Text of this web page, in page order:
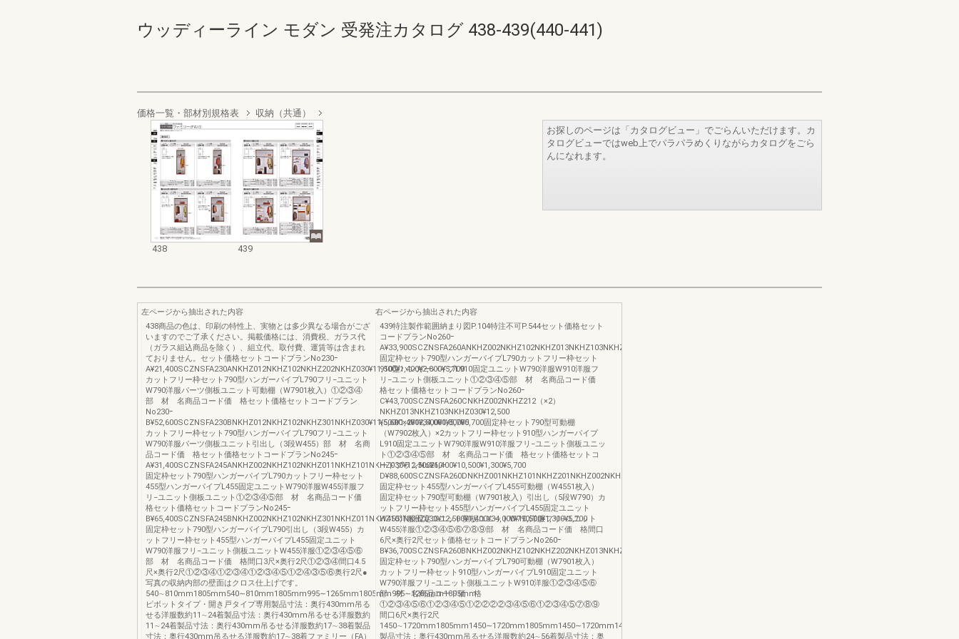
ウッディーライン モダン 受発注カタログ 438-439(440-441)
価格一覧・部材別規格表 収納（共通）
438 439
お探しのページは「カタログビュー」でごらんいただけます。カ
タログビューではweb上でパラパラめくりながらカタログをごら
んになれます。
左ページから抽出された内容
438商品の色は、印刷の特性上、実物とは多少異なる場合がござ
いますのでご了承ください。掲載価格には、消費税、ガラス代
（ガラス組込商品を除く）、組立代、取付費、運賃等は含まれ
ておりません。セット価格セットコードプランNo230ｰ
A¥21,400SCZNSFA230ANKHZ012NKHZ102NKHZ202NKHZ030¥11,500¥1,400¥2,800¥5,700
カットフリー枠セット790型ハンガーパイプL790フリ−ユニット
W790洋服パーツ側板ユニット可動棚（W7901枚入）①②③④
部 材 名商品コード価 格セット価格セットコードプラン
No230ｰ
B¥52,600SCZNSFA230BNKHZ012NKHZ102NKHZ301NKHZ030¥11,500¥1,400¥34,000¥5,700
カットフリー枠セット790型ハンガーパイプL790フリ−ユニット
W790洋服パーツ側板ユニット引出し（3段W455）部 材 名商
品コード価 格セット価格セットコードプランNo245ｰ
A¥31,400SCZNSFA245ANKHZ002NKHZ102NKHZ011NKHZ101NKHZ030¥12,500¥1,400¥10,500¥1,300¥5,700
固定枠セット790型ハンガーパイプL790カットフリー枠セット
455型ハンガーパイプL455固定ユニットW790洋服W455洋服フ
リ−ユニット側板ユニット①②③④⑤部 材 名商品コード価
格セット価格セットコードプランNo245ｰ
B¥65,400SCZNSFA245BNKHZ002NKHZ102NKHZ301NKHZ011NKHZ101NKHZ030¥12,500¥1,400¥34,000¥10,500¥1,300¥5,700
固定枠セット790型ハンガーパイプL790引出し（3段W455）カ
ットフリー枠セット455型ハンガーパイプL455固定ユニット
W790洋服フリ−ユニット側板ユニットW455洋服①②③④⑤⑥
部 材 名商品コード価 格間口3尺×奥行2尺①②③④間口4.5
尺×奥行2尺①②③④①②③④①②③④⑤①②④③⑤⑥奥行2尺●
写真の収納内部の壁面はクロス仕上げです。
540∼810mm1805mm540∼810mm1805mm995∼1265mm1805mm995∼1265mm1805mm
ピボットタイプ・開き戸タイプ専用製品寸法：奥行430mm吊る
せる洋服数約11∼24着製品寸法：奥行430mm吊るせる洋服数約
11∼24着製品寸法：奥行430mm吊るせる洋服数約17∼38着製品
寸法：奥行430mm吊るせる洋服数約17∼38着ファミリー（FA）
右ページから抽出された内容
439特注製作範囲納まり図P.104特注不可P.544セット価格セット
コードプランNo260ｰ
A¥33,900SCZNSFA260ANKHZ002NKHZ102NKHZ013NKHZ103NKHZ030¥12,500¥1,400¥12,500¥1,800¥5,700
固定枠セット790型ハンガーパイプL790カットフリー枠セット
910型ハンガーパイプL910固定ユニットW790洋服W910洋服フ
リ−ユニット側板ユニット①②③④⑤部 材 名商品コード価
格セット価格セットコードプランNo260ｰ
C¥43,700SCZNSFA260CNKHZ002NKHZ212（×2）
NKHZ013NKHZ103NKHZ030¥12,500
¥5,600×2¥12,500¥1,800¥5,700固定枠セット790型可動棚
（W7902枚入）×2カットフリー枠セット910型ハンガーパイプ
L910固定ユニットW790洋服W910洋服フリ−ユニット側板ユニッ
ト①②③④⑤部 材 名商品コード価 格セット価格セットコ
ードプランNo260ｰ
固定枠セット455型ハンガーパイプL455可動棚（W4551枚入）
固定枠セット790型可動棚（W7901枚入）引出し（5段W790）カ
ットフリー枠セット455型ハンガーパイプL455固定ユニット
W455洋服固定ユニット側板ユニットW790洋服フリ−ユニット
W455洋服①②③④⑤⑥⑦⑧⑨部 材 名商品コード価 格間口
6尺×奥行2尺セット価格セットコードプランNo260ｰ
B¥36,700SCZNSFA260BNKHZ002NKHZ102NKHZ202NKHZ013NKHZ103NKHZ030¥12,500¥1,400¥2,800¥12,500¥1,800¥5,700
固定枠セット790型ハンガーパイプL790可動棚（W7901枚入）
カットフリー枠セット910型ハンガーパイプL910固定ユニット
W790洋服フリ−ユニット側板ユニットW910洋服①②③④⑤⑥
部 材 名商品コード価 格
①②③④⑤⑥①②③④⑤①②②②②③④⑤⑥①②③④⑤⑦⑧⑨
間口6尺×奥行2尺
1450∼1720mm1805mm1450∼1720mm1805mm1450∼1720mm1450∼1720mm1805mm1805mm
製品寸法：奥行430mm吊るせる洋服数約24∼56着製品寸法：奥